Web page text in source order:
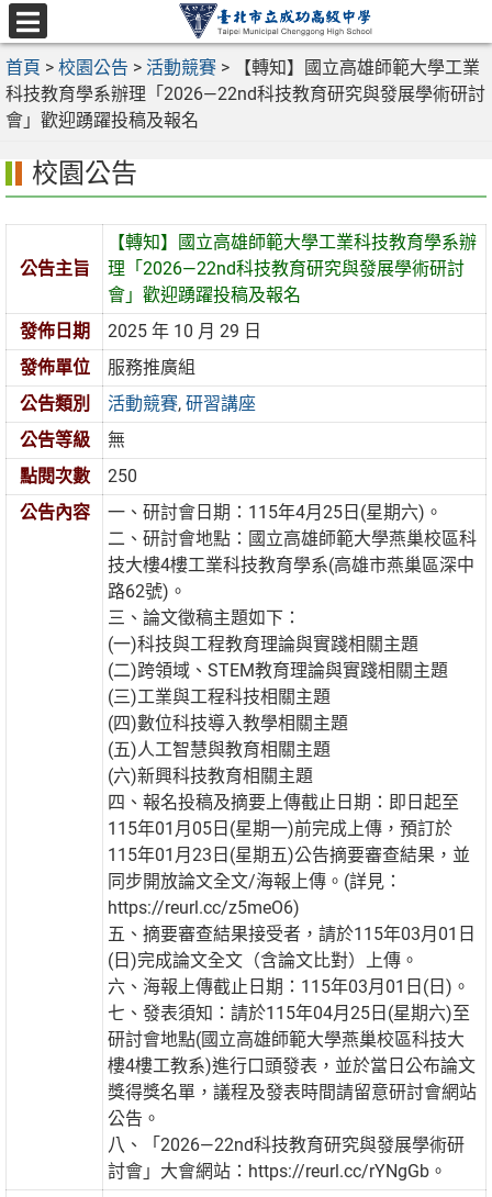
跳
至
主
要
內
選
單
首頁 > 校園公告 > 活動競賽 >
【轉知】國立高雄師範大學工業
科技教育學系辦理「2026—22nd科技教育研究與發展學術研討
會」歡迎踴躍投稿及報名
校園公告
公告主旨
【轉知】國立高雄師範大學工業科技教育學系辦
理「2026—22nd科技教育研究與發展學術研討
會」歡迎踴躍投稿及報名
發佈日期
2025 年 10 月 29 日
發佈單位
服務推廣組
公告類別
活動競賽,研習講座
公告等級
無
點閱次數
250
公告內容
一、研討會日期：115年4月25日(星期六)。
二、研討會地點：國立高雄師範大學燕巢校區科
技大樓4樓工業科技教育學系(高雄市燕巢區深中
路62號)。
三、論文徵稿主題如下：
(一)科技與工程教育理論與實踐相關主題
(二)跨領域、STEM教育理論與實踐相關主題
(三)工業與工程科技相關主題
(四)數位科技導入教學相關主題
(五)人工智慧與教育相關主題
(六)新興科技教育相關主題
四、報名投稿及摘要上傳截止日期：即日起至
115年01月05日(星期一)前完成上傳，預訂於
115年01月23日(星期五)公告摘要審查結果，並
同步開放論文全文/海報上傳。(詳見：
https://reurl.cc/z5meO6)
五、摘要審查結果接受者，請於115年03月01日
(日)完成論文全文（含論文比對）上傳。
六、海報上傳截止日期：115年03月01日(日)。
七、發表須知：請於115年04月25日(星期六)至
研討會地點(國立高雄師範大學燕巢校區科技大
樓4樓工教系)進行口頭發表，並於當日公布論文
獎得獎名單，議程及發表時間請留意研討會網站
公告。
八、「2026—22nd科技教育研究與發展學術研
討會」大會網站：https://reurl.cc/rYNgGb。